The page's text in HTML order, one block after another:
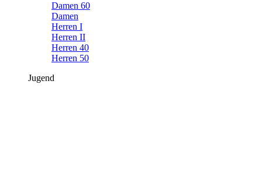
Damen 60
Damen
Herren I
Herren II
Herren 40
Herren 50
Jugend